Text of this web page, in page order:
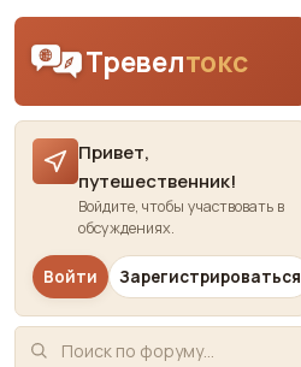
Skip to content
Тревелтокс
Привет,
путешественник!
Войдите, чтобы участвовать в
обсуждениях.
Войти Зарегистрироваться